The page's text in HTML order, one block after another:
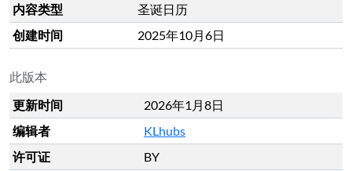
内容类型
圣诞日历
创建时间
2025年10月6日
此版本
更新时间
2026年1月8日
编辑者
KLhubs
许可证
BY